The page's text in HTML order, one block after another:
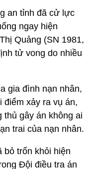
an tỉnh đã cử lực
ngay hiện
Quảng (SN 1981,
tử vong do nhiều
gia đình nạn nhân,
điểm xảy ra vụ án,
thủ gây án không ai
trai của nạn nhân.
bỏ trốn khỏi hiện
Đội điều tra án